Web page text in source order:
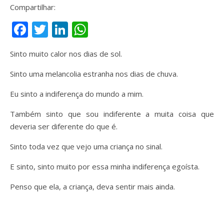
Compartilhar:
Facebook
TwitterLinkedIn
Sinto muito calor nos dias de sol.
Sinto uma melancolia estranha nos dias de chuva.
Eu sinto a indiferença do mundo a mim.
Também sinto que sou indiferente a muita coisa que
deveria ser diferente do que é.
Sinto toda vez que vejo uma criança no sinal.
E sinto, sinto muito por essa minha indiferença egoísta.
Penso que ela, a criança, deva sentir mais ainda.